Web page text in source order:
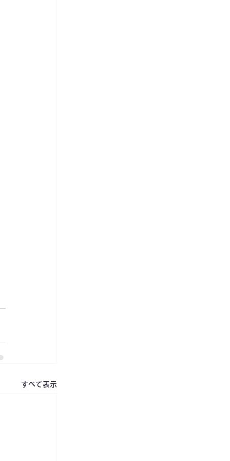
すべて表示